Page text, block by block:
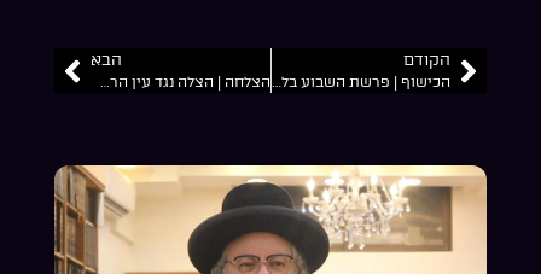
הקודם
הכישוף | פרשת השבוע בלק | הצלחה גדולה | הצלה מעין הרע | הרב מאיר שלמה זצ”ל
הבא
הצלחה | הצלה נגד עין הרע | עין הרע | כח של עין טובה | אמת ו שקר | פרשת השבוע שלח ועוד הרב מאיר שלמה זצ”ל